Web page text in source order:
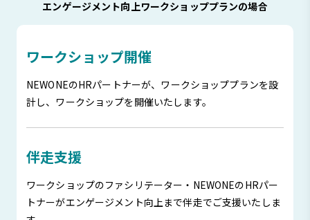
エンゲージメント向上ワークショッププランの場合
ワークショップ開催
NEWONEのHRパートナーが、ワークショッププランを設
計し、ワークショップを開催いたします。
伴走支援
ワークショップのファシリテーター・NEWONEのHRパー
トナーがエンゲージメント向上まで伴走でご支援いたしま